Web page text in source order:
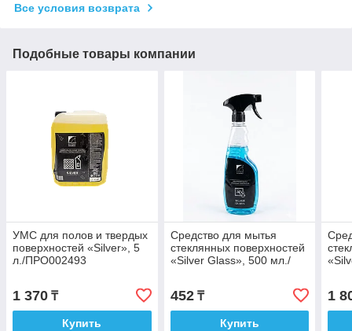
Все условия возврата
Подобные товары компании
УМС для полов и твердых
поверхностей «Silver», 5
л./ПРО002493
1 370 ₸
Купить
Средство для мытья
стеклянных поверхностей
«Silver Glass», 500 мл./
452₸
Купить
1